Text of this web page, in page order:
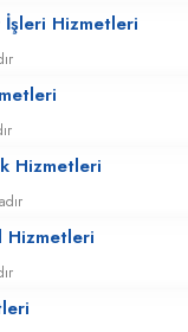
Hizmetleri
Hizmetleri
Hizmetleri